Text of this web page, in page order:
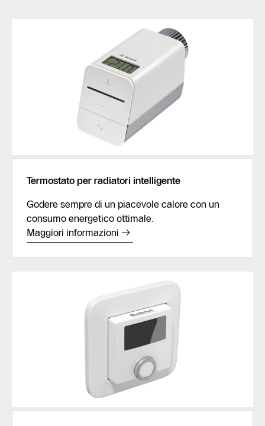
Termostato per radiatori intelligente
Godere sempre di un piacevole calore con un
consumo energetico ottimale.
Maggiori informazioni